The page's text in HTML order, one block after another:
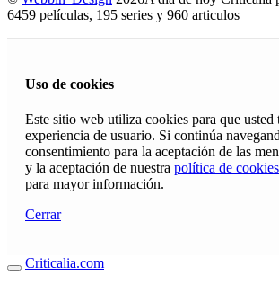
6459 películas, 195 series y 960 articulos
Uso de cookies
Este sitio web utiliza cookies para que usted
experiencia de usuario. Si continúa
consentimiento para la aceptación de las
y la aceptación de nuestra política de cookies
para mayor información.
Cerrar
Criticalia.com